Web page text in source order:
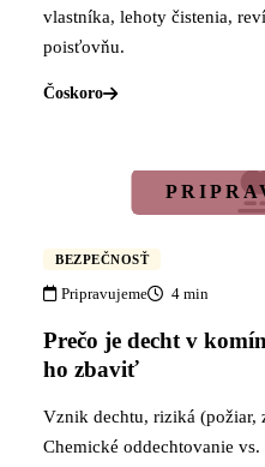
vlastníka, lehoty čistenia,
poisťovňu.
Čoskoro
BEZPEČNOSŤ
Pripravujeme 4 min
Prečo je decht v
ho zbaviť
Vznik dechtu, riziká (požiar,
Chemické oddechtovanie